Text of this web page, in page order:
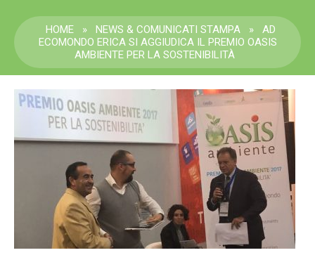
HOME » NEWS & COMUNICATI STAMPA »
AD
ECOMONDO ERICA SI AGGIUDICA IL PREMIO OASIS
AMBIENTE PER LA SOSTENIBILITÀ